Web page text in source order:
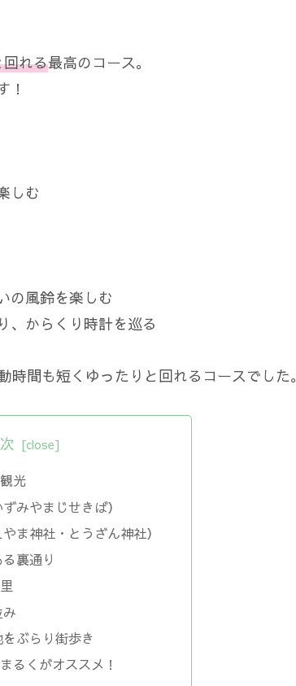
れる最高のコース。
！
しむ
の風鈴を楽しむ
、からくり時計を巡る
間も短くゆったりと回れるコースでした。
光
みやまじせきば）
ま神社・とうざん神社）
裏通り
ぶらり街歩き
るくがオススメ！